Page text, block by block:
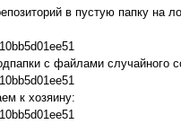
в пустую папку на
с файлами случайного
к хозяину: